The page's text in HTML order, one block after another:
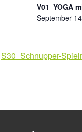
V01_YOGA
September
S30_Schnupper-